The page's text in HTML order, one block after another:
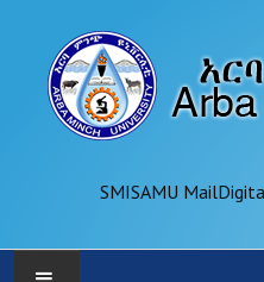
SMISAMU Mail